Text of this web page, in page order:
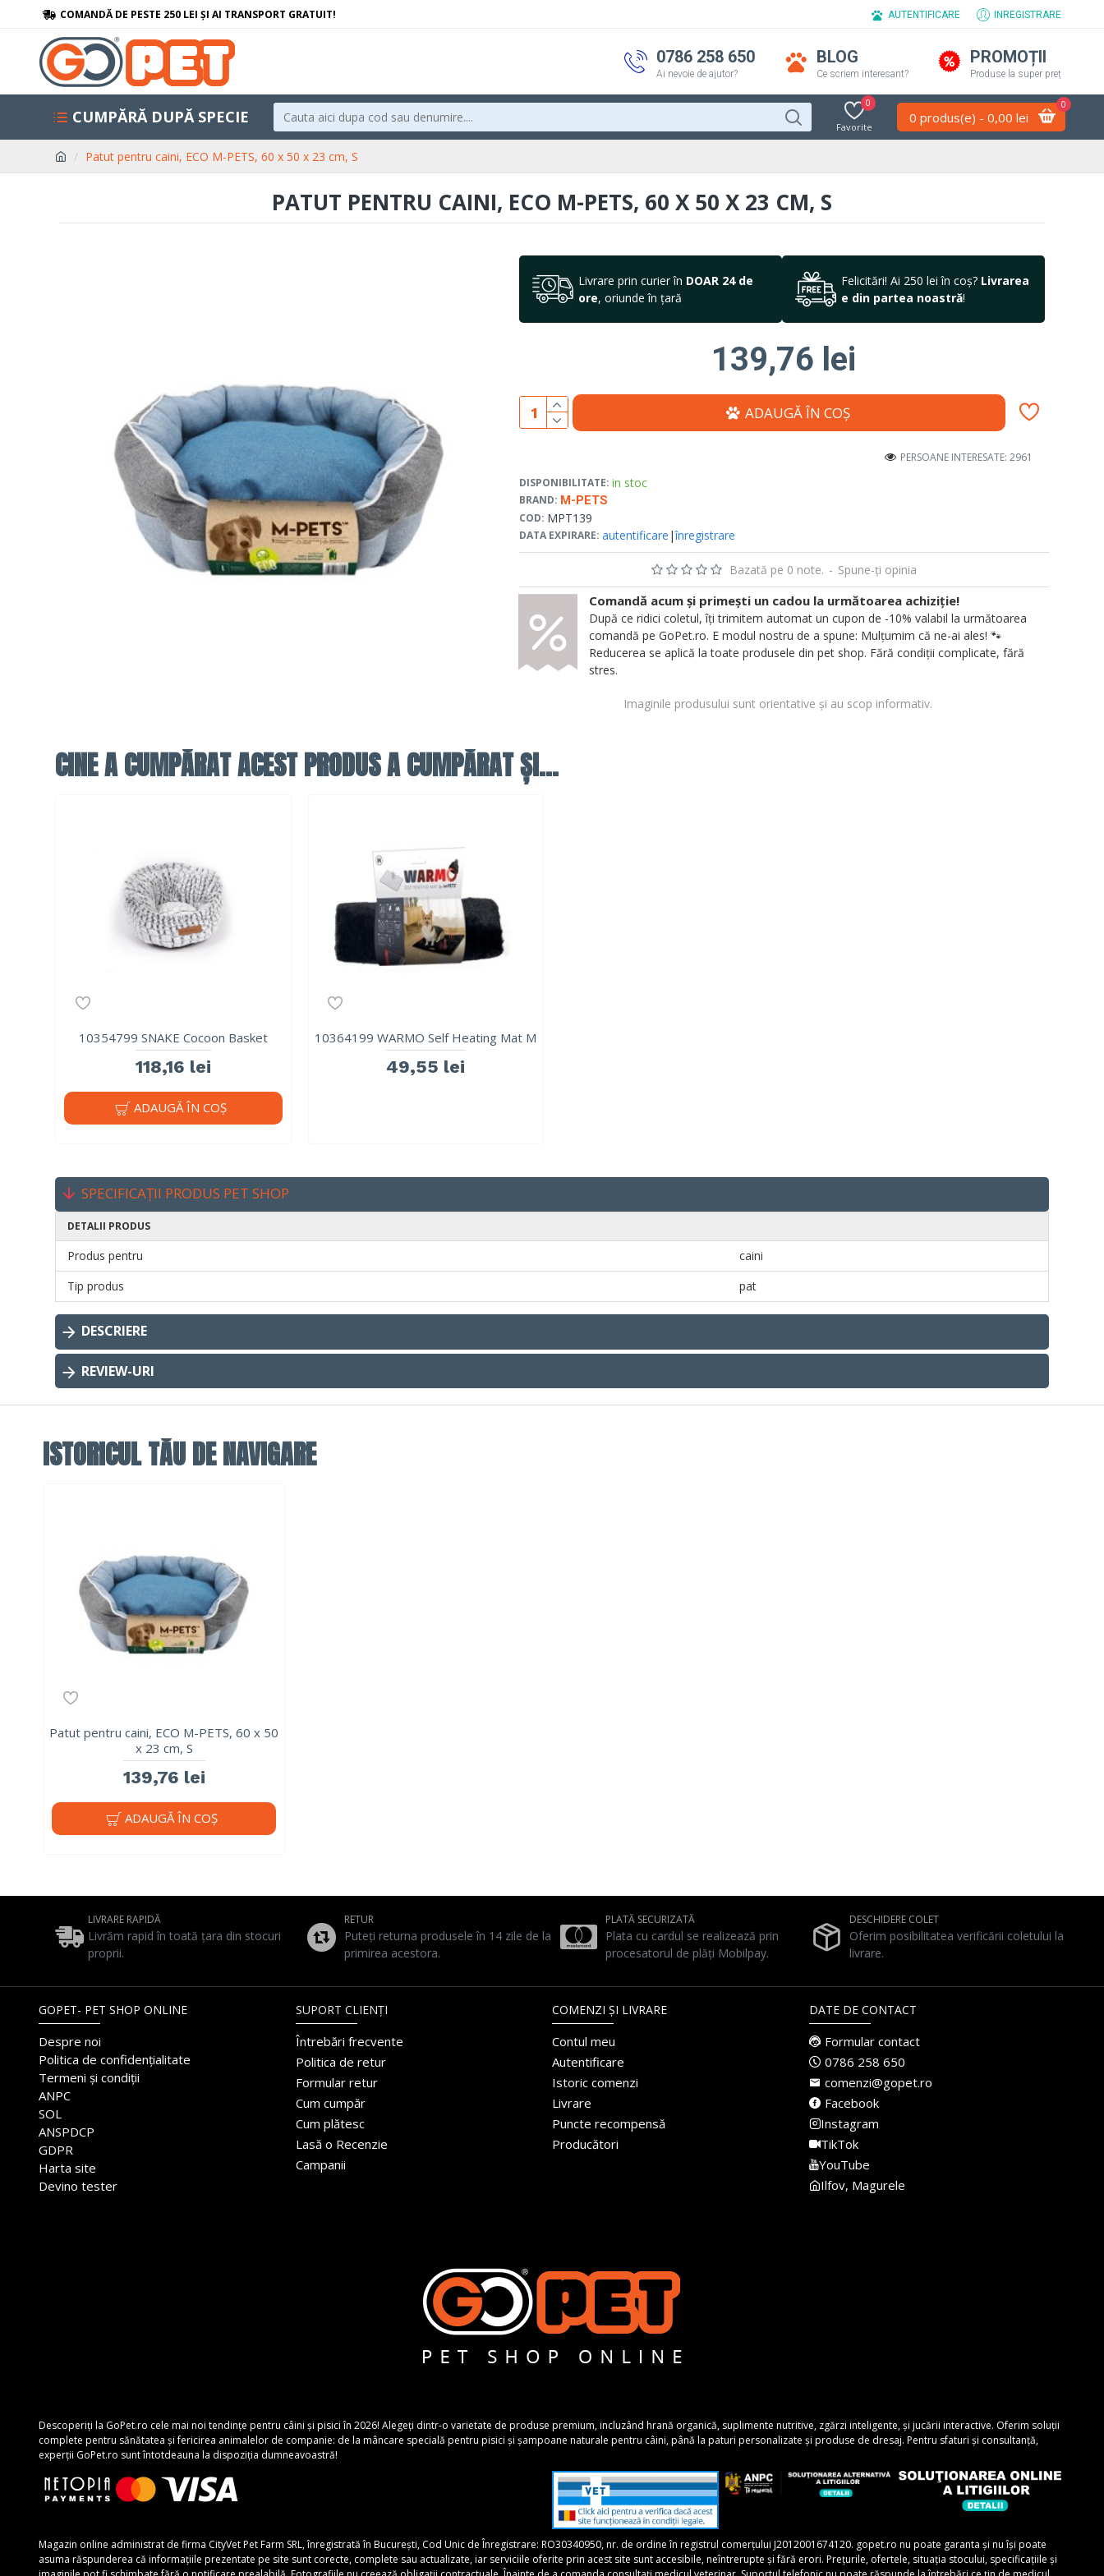
COMANDĂ DE PESTE 250 LEI ȘI AI TRANSPORT GRATUIT! AUTENTIFICARE INREGISTRARE
0786 258 650
Ai nevoie de ajutor?
BLOG
Ce scriem interesant?
PROMOȚII
Produse la super preț
CUMPĂRĂ DUPĂ SPECIE
Favorite
0
0 produs(e) - 0,00 lei
0
Patut pentru caini, ECO M-PETS, 60 x 50 x 23 cm, S
PATUT PENTRU CAINI, ECO M-PETS, 60 X 50 X 23 CM, S
Livrare prin curier în DOAR 24 de
ore, oriunde în țară
Felicitări! Ai 250 lei în coș? Livrarea
e din partea noastră!
DISPONIBILITATE: in stoc
BRAND: M-PETS
COD: MPT139
DATA EXPIRARE: autentificare |înregistrare
PERSOANE INTERESATE: 2961
Bazată pe 0 note. - Spune-ţi opinia
139,76 lei
ADAUGĂ ÎN COŞ
Imaginile produsului sunt orientative și au scop informativ.
Comandă acum și primești un cadou la următoarea achiziție!
După ce ridici coletul, îți trimitem automat un cupon de -10% valabil la următoarea
comandă pe GoPet.ro. E modul nostru de a spune: Mulțumim că ne-ai ales! 🐾
Reducerea se aplică la toate produsele din pet shop. Fără condiții complicate, fără
stres.
CINE A CUMPĂRAT ACEST PRODUS A CUMPĂRAT ȘI...
10354799 SNAKE Cocoon Basket
118,16 lei
ADAUGĂ ÎN COŞ
10364199 WARMO Self Heating Mat M
49,55 lei
SPECIFICAȚII PRODUS PET SHOP
DETALII PRODUS
Produs pentru
caini
Tip produs
pat
DESCRIERE
REVIEW-URI
ISTORICUL TĂU DE NAVIGARE
Patut pentru caini, ECO M-PETS, 60 x 50
x 23 cm, S
139,76 lei
ADAUGĂ ÎN COŞ
LIVRARE RAPIDĂ
Livrăm rapid în toată țara din stocuri
proprii.
RETUR
Puteți returna produsele în 14 zile de la
primirea acestora.
PLATĂ SECURIZATĂ
Plata cu cardul se realizează prin
procesatorul de plăți Mobilpay.
DESCHIDERE COLET
Oferim posibilitatea verificării coletului la
livrare.
GOPET- PET SHOP ONLINE
Despre noi
Politica de confidențialitate
Termeni și condiții
ANPC
SOL
ANSPDCP
GDPR
Harta site
Devino tester
SUPORT CLIENȚI
Întrebări frecvente
Politica de retur
Formular retur
Cum cumpăr
Cum plătesc
Lasă o Recenzie
Campanii
COMENZI ȘI LIVRARE
Contul meu
Autentificare
Istoric comenzi
Livrare
Puncte recompensă
Producători
DATE DE CONTACT
Formular contact
0786 258 650
comenzi@gopet.ro
Facebook
Instagram
TikTok
YouTube
Ilfov, Magurele
Descoperiți la GoPet.ro cele mai noi tendințe pentru câini și pisici în 2026! Alegeți dintr-o varietate de produse premium, incluzând hrană organică, suplimente nutritive, zgărzi inteligente, și jucării interactive. Oferim soluții
complete pentru sănătatea și fericirea animalelor de companie: de la mâncare specială pentru pisici și șampoane naturale pentru câini, până la paturi personalizate și produse de dresaj. Pentru sfaturi și consultanță,
experții GoPet.ro sunt întotdeauna la dispoziția dumneavoastră!
Magazin online administrat de firma CityVet Pet Farm SRL, înregistrată în București, Cod Unic de Înregistrare: RO30340950, nr. de ordine în registrul comerțului J2012001674120. gopet.ro nu poate garanta și nu își poate
asuma răspunderea că informațiile prezentate pe site sunt corecte, complete sau actualizate, iar serviciile oferite prin acest site sunt accesibile, neîntrerupte și fără erori. Prețurile, ofertele, situația stocului, specificațiile și